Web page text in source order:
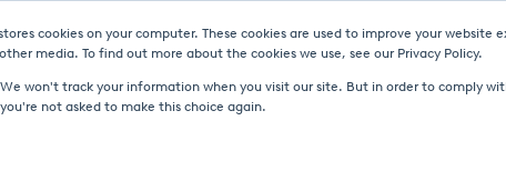
cookies on your computer. These cookies are used to improve your
media. To find out more about the cookies we use, see our Privacy Policy.
We won't track your information when you visit our site. But in order to comply
you're not asked to make this choice again.
NOWOŚCI I WYDARZENIACENTRUM MEDIÓW